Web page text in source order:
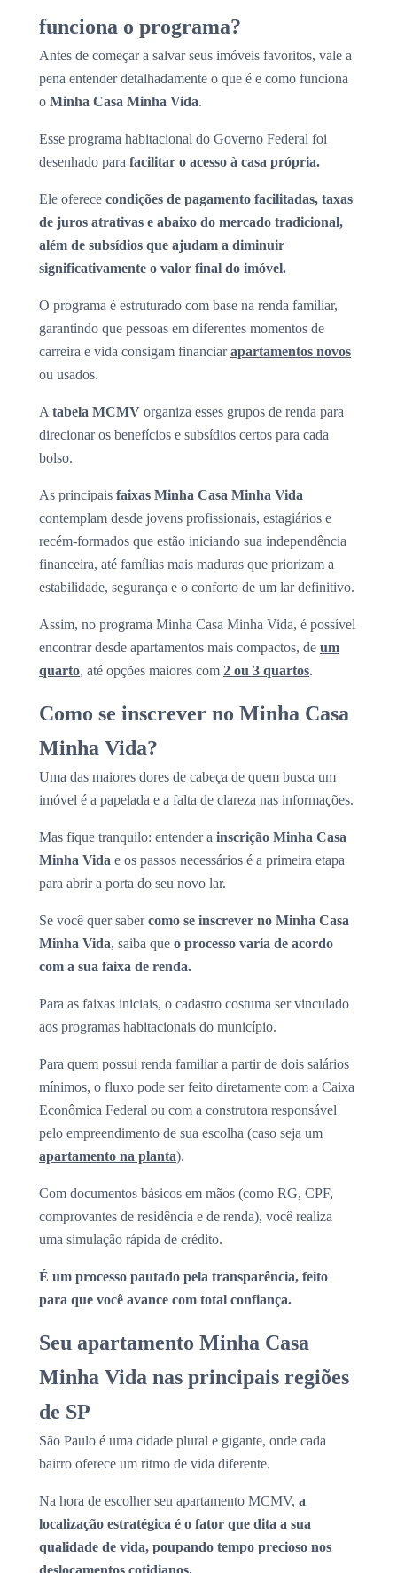
funciona o programa?
Antes de começar a salvar seus imóveis favoritos, vale a
pena entender detalhadamente o que é e como funciona
o Minha Casa Minha Vida.
Esse programa habitacional do Governo Federal foi
desenhado para facilitar o acesso à casa própria.
Ele oferece condições de pagamento facilitadas, taxas
de juros atrativas e abaixo do mercado tradicional,
além de subsídios que ajudam a diminuir
significativamente o valor final do imóvel.
O programa é estruturado com base na renda familiar,
garantindo que pessoas em diferentes momentos de
carreira e vida consigam financiarapartamentos novos
ou usados.
A tabela MCMV organiza esses grupos de renda para
direcionar os benefícios e subsídios certos para cada
bolso.
As principais faixas Minha Casa Minha Vida
contemplam desde jovens profissionais, estagiários e
recém-formados que estão iniciando sua independência
financeira, até famílias mais maduras que priorizam a
estabilidade, segurança e o conforto de um lar definitivo.
Assim, no programa Minha Casa Minha Vida, é possível
encontrar desde apartamentos mais compactos, de um
quarto, até opções maiores com 2 ou 3 quartos.
Como se inscrever no Minha Casa
Minha Vida?
Uma das maiores dores de cabeça de quem busca um
imóvel é a papelada e a falta de clareza nas informações.
Mas fique tranquilo: entender a inscrição Minha Casa
Minha Vida e os passos necessários é a primeira etapa
para abrir a porta do seu novo lar.
Se você quer sabercomo se inscrever no Minha Casa
Minha Vida, saiba que o processo varia de acordo
com a sua faixa de renda.
Para as faixas iniciais, o cadastro costuma ser vinculado
aos programas habitacionais do município.
Para quem possui renda familiar a partir de dois salários
mínimos, o fluxo pode ser feito diretamente com a Caixa
Econômica Federal ou com a construtora responsável
pelo empreendimento de sua escolha (caso seja um
apartamento na planta).
Com documentos básicos em mãos (como RG, CPF,
comprovantes de residência e de renda), você realiza
uma simulação rápida de crédito.
É um processo pautado pela transparência, feito
para que você avance com total confiança.
Seu apartamento Minha Casa
Minha Vida nas principais regiões
de SP
São Paulo é uma cidade plural e gigante, onde cada
bairro oferece um ritmo de vida diferente.
Na hora de escolher seu apartamento MCMV, a
localização estratégica é o fator que dita a sua
qualidade de vida, poupando tempo precioso nos
deslocamentos cotidianos.